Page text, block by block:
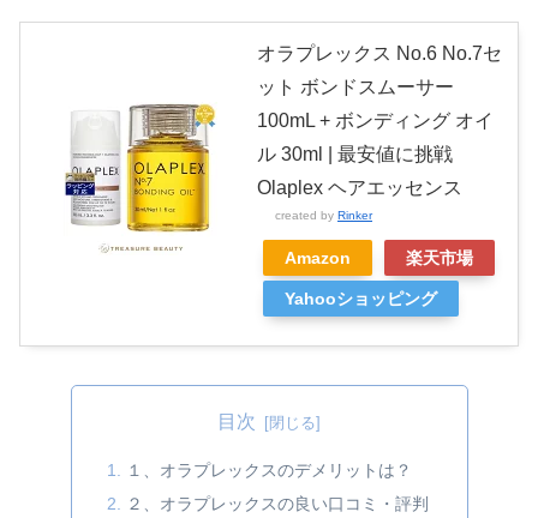
オラプレックス No.6 No.7セ
ット ボンドスムーサー
100mL + ボンディング オイ
ル 30ml | 最安値に挑戦
Olaplex ヘアエッセンス
created by Rinker
Amazon 楽天市場
Yahooショッピング
目次
１、オラプレックスのデメリットは？
２、オラプレックスの良い口コミ・評判